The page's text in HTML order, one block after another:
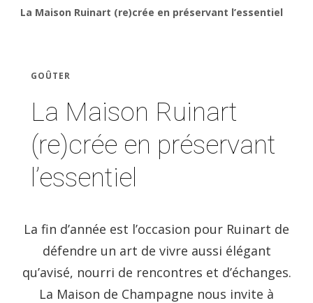
La Maison Ruinart (re)crée en préservant l’essentiel
GOÛTER
La Maison Ruinart
(re)crée en préservant
l’essentiel
La fin d’année est l’occasion pour Ruinart de
défendre un art de vivre aussi élégant
qu’avisé, nourri de rencontres et d’échanges.
La Maison de Champagne nous invite à